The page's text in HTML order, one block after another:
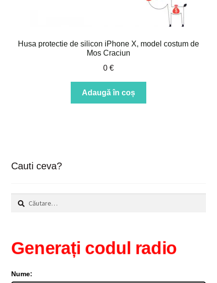
Husa protectie de silicon iPhone X, model costum de
Mos Craciun
0 €
Adaugă în coș
Cauti ceva?
Caută
după:
Generați codul radio
Nume: